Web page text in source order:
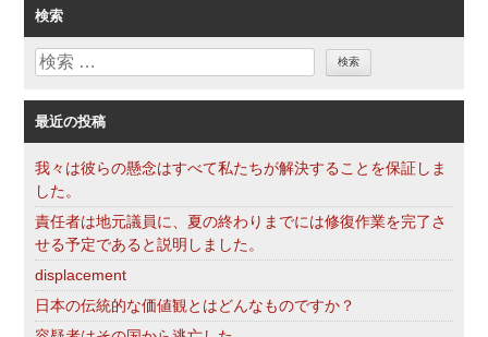
ゴ
リ
ー
検索
検
最近の投稿
我々は彼らの懸念はすべて私たちが解決することを保証しま
した。
責任者は地元議員に、夏の終わりまでには修復作業を完了さ
せる予定であると説明しました。
displacement
日本の伝統的な価値観とはどんなものですか？